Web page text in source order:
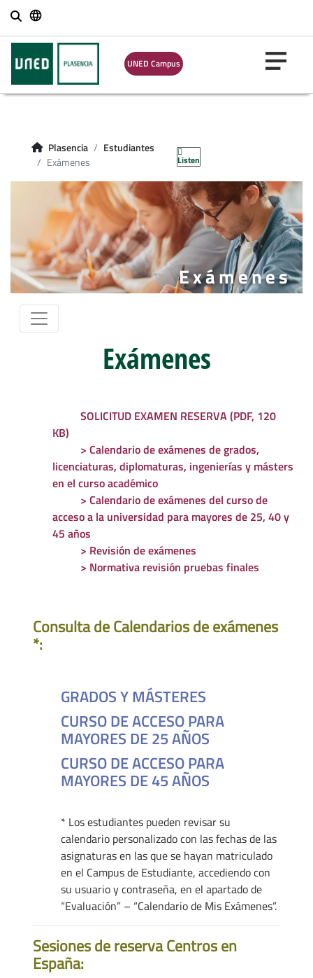
Buscar
UNED Campus
Plasencia
Estudiantes
Exámenes
Listen
Exámenes
Exámenes
SOLICITUD EXAMEN RESERVA (PDF, 120
KB)
> Calendario de exámenes de grados,
licenciaturas, diplomaturas, ingenierías y másters
en el curso académico
> Calendario de exámenes del curso de
acceso a la universidad para mayores de 25, 40 y
45 años
> Revisión de exámenes
> Normativa revisión pruebas finales
Consulta de Calendarios de exámenes
*:
GRADOS Y MÁSTERES
CURSO DE ACCESO PARA
MAYORES DE 25 AÑOS
CURSO DE ACCESO PARA
MAYORES DE 45 AÑOS
* Los estudiantes pueden revisar su
calendario personalizado con las fechas de las
asignaturas en las que se hayan matriculado
en el Campus de Estudiante, accediendo con
su usuario y contraseña, en el apartado de
“Evaluación” – “Calendario de Mis Exámenes”.
Sesiones de reserva Centros en
España: